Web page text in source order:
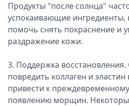
Продукты "после солнца"
успокаивающие ингредиенты,
помочь снять покраснение и
раздражение кожи.
3. Поддержка
повредить коллаген и
привести к
появлению морщин.